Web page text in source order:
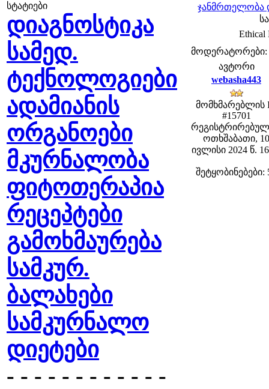
სტატიები
დიაგნოსტიკა
სამედ.
ტექნოლოგიები
ადამიანის
ორგანოები
მკურნალობა
ფიტოთერაპია
რეცეპტები
გამოხმაურება
სამკურ.
ბალახები
სამკურნალო
დიეტები
- - - - - - - - - - - -
ჯანმრთელობა
Ethical
მოდერატორები:
ავტორი
webasha443
მომხმარებლის
#15701
ოთხშაბათი, 10
ივლისი 2024 წ.
შეტყობინებები: